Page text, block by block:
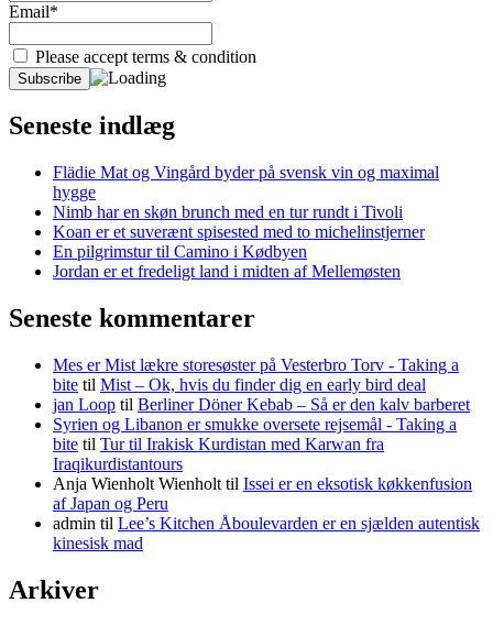
Email*
Please accept terms & condition
Seneste indlæg
Flädie Mat og Vingård byder på svensk vin og maximal
hygge
Nimb har en skøn brunch med en tur rundt i Tivoli
Koan er et suverænt spisested med to michelinstjerner
En pilgrimstur til Camino i Kødbyen
Jordan er et fredeligt land i midten af Mellemøsten
Seneste kommentarer
Mes er Mist lækre storesøster på Vesterbro Torv - Taking a
bite til Mist – Ok, hvis du finder dig en early bird deal
jan Loop til Berliner Döner Kebab – Så er den kalv barberet
Syrien og Libanon er smukke oversete rejsemål - Taking a
bite til Tur til Irakisk Kurdistan med Karwan fra
Iraqikurdistantours
Anja Wienholt Wienholt til Issei er en eksotisk køkkenfusion
af Japan og Peru
admin til Lee’s Kitchen Åboulevarden er en sjælden autentisk
kinesisk mad
Arkiver